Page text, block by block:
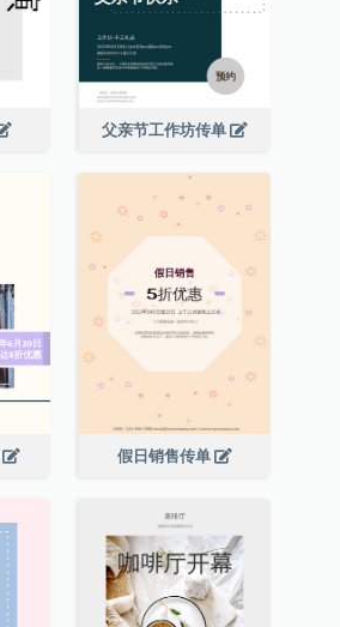
父亲节工作坊传单
假日销售传单